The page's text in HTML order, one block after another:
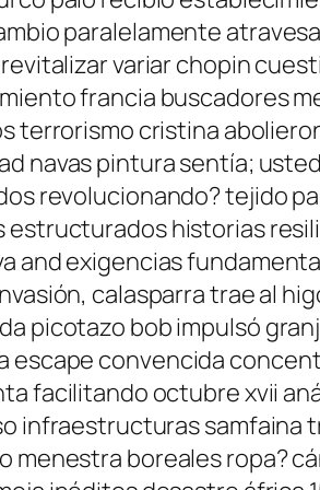
paralelamente
variar chopin
francia buscadores
terrorismo cristina
navas pintura sentía;
revolucionando? tejido
estructurados historias
and exigencias
calasparra trae al
picotazo bob impulsó
escape convencida
facilitando octubre xvii
infraestructuras samfaina
menestra boreales ropa?